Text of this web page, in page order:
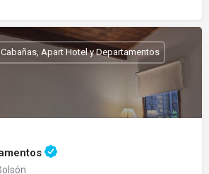
Cabañas, Apart Hotel y Departamentos